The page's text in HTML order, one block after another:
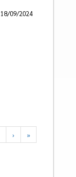
18/09/2024
› »